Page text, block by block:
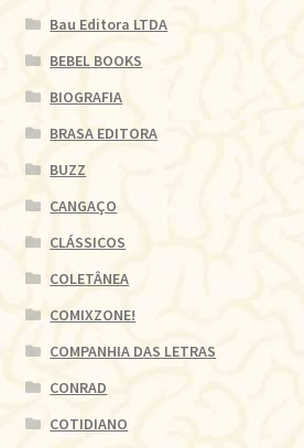
Bau Editora LTDA
BEBEL BOOKS
BIOGRAFIA
BRASA EDITORA
BUZZ
CANGAÇO
CLÁSSICOS
COLETÂNEA
COMIXZONE!
COMPANHIA DAS LETRAS
CONRAD
COTIDIANO